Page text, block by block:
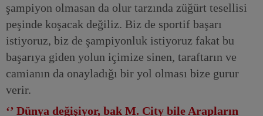
şampiyon olmasan da olur tarzında züğürt tesellisi
peşinde koşacak değiliz. Biz de sportif başarı
istiyoruz, biz de şampiyonluk istiyoruz fakat bu
başarıya giden yolun içimize sinen, taraftarın ve
camianın da onayladığı bir yol olması bize gurur
verir.
‘’ Dünya değişiyor, bak M. City bile Arapların